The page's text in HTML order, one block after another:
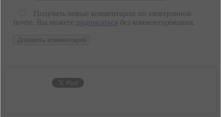
Получать новые комментарии по электронной
почте. Вы можете подписаться без комментирования.